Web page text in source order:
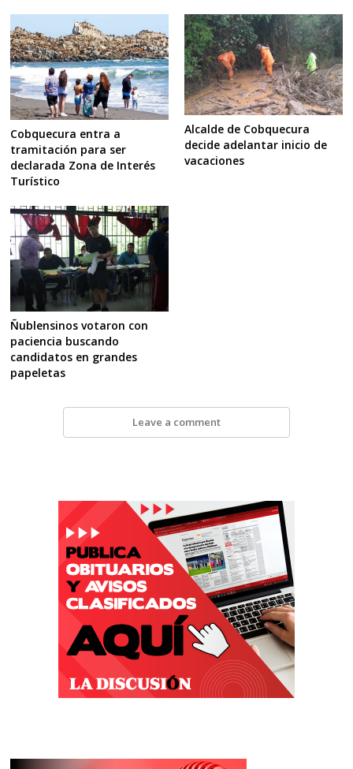
Cobquecura entra a
tramitación para ser
declarada Zona de Interés
Turístico
Alcalde de Cobquecura
decide adelantar inicio de
vacaciones
Ñublensinos votaron con
paciencia buscando
candidatos en grandes
papeletas
Leave a comment